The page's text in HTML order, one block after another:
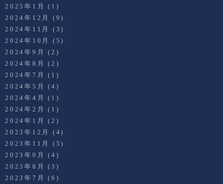
2025年1月
(1)
2024年12月
(9)
2024年11月
(3)
2024年10月
(5)
2024年9月
(2)
2024年8月
(2)
2024年7月
(1)
2024年5月
(4)
2024年4月
(1)
2024年2月
(1)
2024年1月
(2)
2023年12月
(4)
2023年11月
(5)
2023年9月
(4)
2023年8月
(3)
2023年7月
(6)